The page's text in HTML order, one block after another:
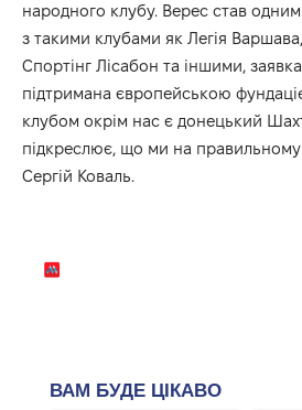
народного клубу. Верес став одним
з такими клубами як Легія Варшава,
Спортінг Лісабон та іншими,
підтримана європейською
клубом окрім нас є донецький
підкреслює, що ми на правильному
Сергій Коваль.